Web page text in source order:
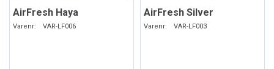
AirFresh Haya
Varenr: VAR-LF006
AirFresh Silver
Varenr: VAR-LF003